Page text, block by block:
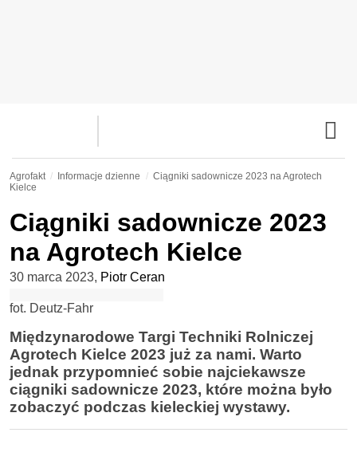
Agrofakt Informacje dzienne
Ciągniki sadownicze 2023 na Agrotech
Kielce
Ciągniki sadownicze 2023
na Agrotech Kielce
30 marca 2023, Piotr Ceran
fot. Deutz-Fahr
Międzynarodowe Targi Techniki Rolniczej
Agrotech Kielce 2023 już za nami. Warto
jednak przypomnieć sobie najciekawsze
ciągniki sadownicze 2023, które można było
zobaczyć podczas kieleckiej wystawy.